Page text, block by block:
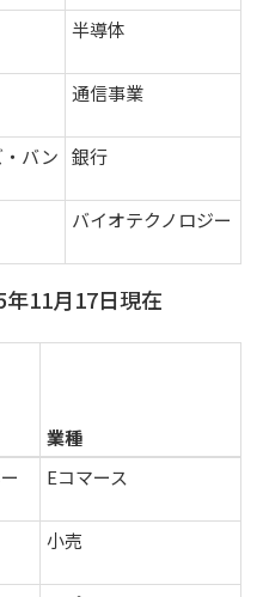
半導体
通信事業
バン 銀行
バイオテクノロジー
年11月17日現在
業種
Eコマース
小売